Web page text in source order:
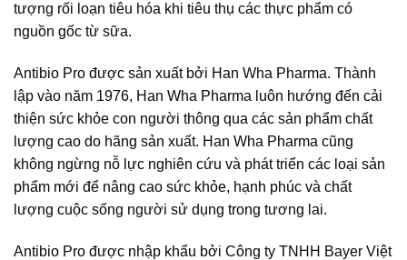
tượng rối loạn tiêu hóa khi tiêu thụ các thực phẩm có
nguồn gốc từ sữa.
Antibio Pro được sản xuất bởi Han Wha Pharma. Thành
lập vào năm 1976, Han Wha Pharma luôn hướng đến cải
thiện sức khỏe con người thông qua các sản phẩm chất
lượng cao do hãng sản xuất. Han Wha Pharma cũng
không ngừng nỗ lực nghiên cứu và phát triển các loại sản
phẩm mới để nâng cao sức khỏe, hạnh phúc và chất
lượng cuộc sống người sử dụng trong tương lai.
Antibio Pro được nhập khẩu bởi Công ty TNHH Bayer Việt